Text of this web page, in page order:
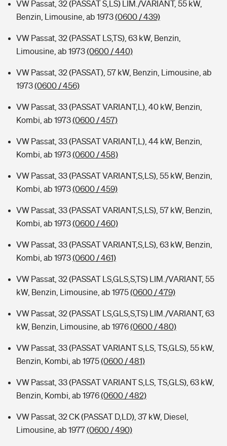
Typklassen: So ist Ihr Auto eingestuft
VW Passat, 32 (PASSAT S,LS) LIM./VARIANT, 55 kW,
Benzin, Limousine, ab 1973(0600 / 439)
VW Passat, 32 (PASSAT LS,TS), 63 kW, Benzin,
Limousine, ab 1973(0600 / 440)
VW Passat, 32 (PASSAT), 57 kW, Benzin, Limousine, ab
1973(0600 / 456)
VW Passat, 33 (PASSAT VARIANT,L), 40 kW, Benzin,
Kombi, ab 1973(0600 / 457)
VW Passat, 33 (PASSAT VARIANT,L), 44 kW, Benzin,
Kombi, ab 1973(0600 / 458)
VW Passat, 33 (PASSAT VARIANT,S,LS), 55 kW, Benzin,
Kombi, ab 1973(0600 / 459)
VW Passat, 33 (PASSAT VARIANT,S,LS), 57 kW, Benzin,
Kombi, ab 1973(0600 / 460)
VW Passat, 33 (PASSAT VARIANT,S,LS), 63 kW, Benzin,
Kombi, ab 1973(0600 / 461)
VW Passat, 32 (PASSAT LS,GLS,S,TS) LIM./VARIANT, 55
kW, Benzin, Limousine, ab 1975(0600 / 479)
VW Passat, 32 (PASSAT LS,GLS,S,TS) LIM./VARIANT, 63
kW, Benzin, Limousine, ab 1976(0600 / 480)
VW Passat, 33 (PASSAT VARIANT S,LS, TS,GLS), 55 kW,
Benzin, Kombi, ab 1975(0600 / 481)
VW Passat, 33 (PASSAT VARIANT S,LS, TS,GLS), 63 kW,
Benzin, Kombi, ab 1976(0600 / 482)
VW Passat, 32 CK (PASSAT D,LD), 37 kW, Diesel,
Limousine, ab 1977(0600 / 490)